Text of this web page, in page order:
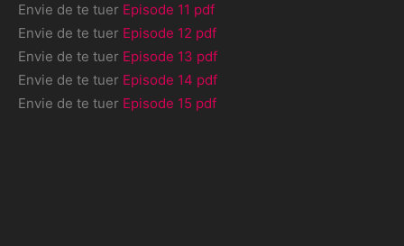
Envie de te tuer Episode 11 pdf
Envie de te tuer Episode 12 pdf
Envie de te tuer Episode 13 pdf
Envie de te tuer Episode 14 pdf
Envie de te tuer Episode 15 pdf